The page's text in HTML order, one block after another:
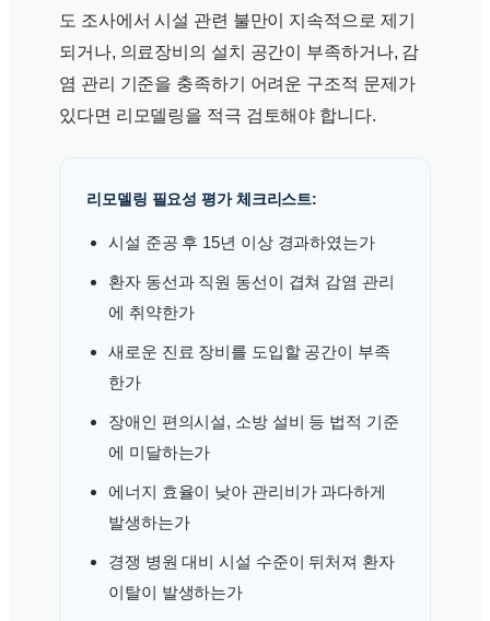
도 조사에서 시설 관련 불만이 지속적으로 제기
되거나, 의료장비의 설치 공간이 부족하거나, 감
염 관리 기준을 충족하기 어려운 구조적 문제가
있다면 리모델링을 적극 검토해야 합니다.
리모델링 필요성 평가 체크리스트:
시설 준공 후 15년 이상 경과하였는가
환자 동선과 직원 동선이 겹쳐 감염 관리
에 취약한가
새로운 진료 장비를 도입할 공간이 부족
한가
장애인 편의시설, 소방 설비 등 법적 기준
에 미달하는가
에너지 효율이 낮아 관리비가 과다하게
발생하는가
경쟁 병원 대비 시설 수준이 뒤처져 환자
이탈이 발생하는가